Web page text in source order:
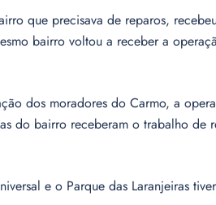
que precisava de reparos,
bairro voltou a receber a
dos moradores do Carmo, a
do bairro receberam o trabalho
e o Parque das Laranjeiras